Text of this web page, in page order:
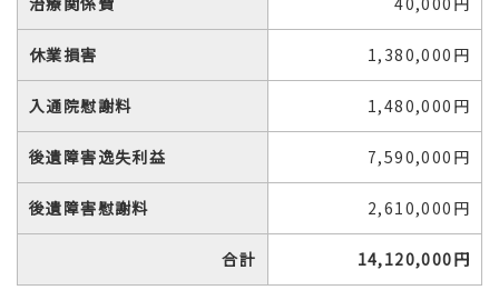
休業損害 1,380,000円
入通院慰謝料 1,480,000円
後遺障害逸失利益 7,590,000円
後遺障害慰謝料 2,610,000円
合計 14,120,000円